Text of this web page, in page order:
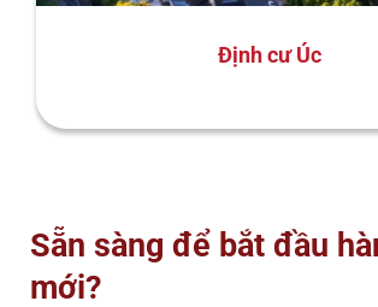
Định cư Úc
Sẵn sàng để bắt đầu
mới?